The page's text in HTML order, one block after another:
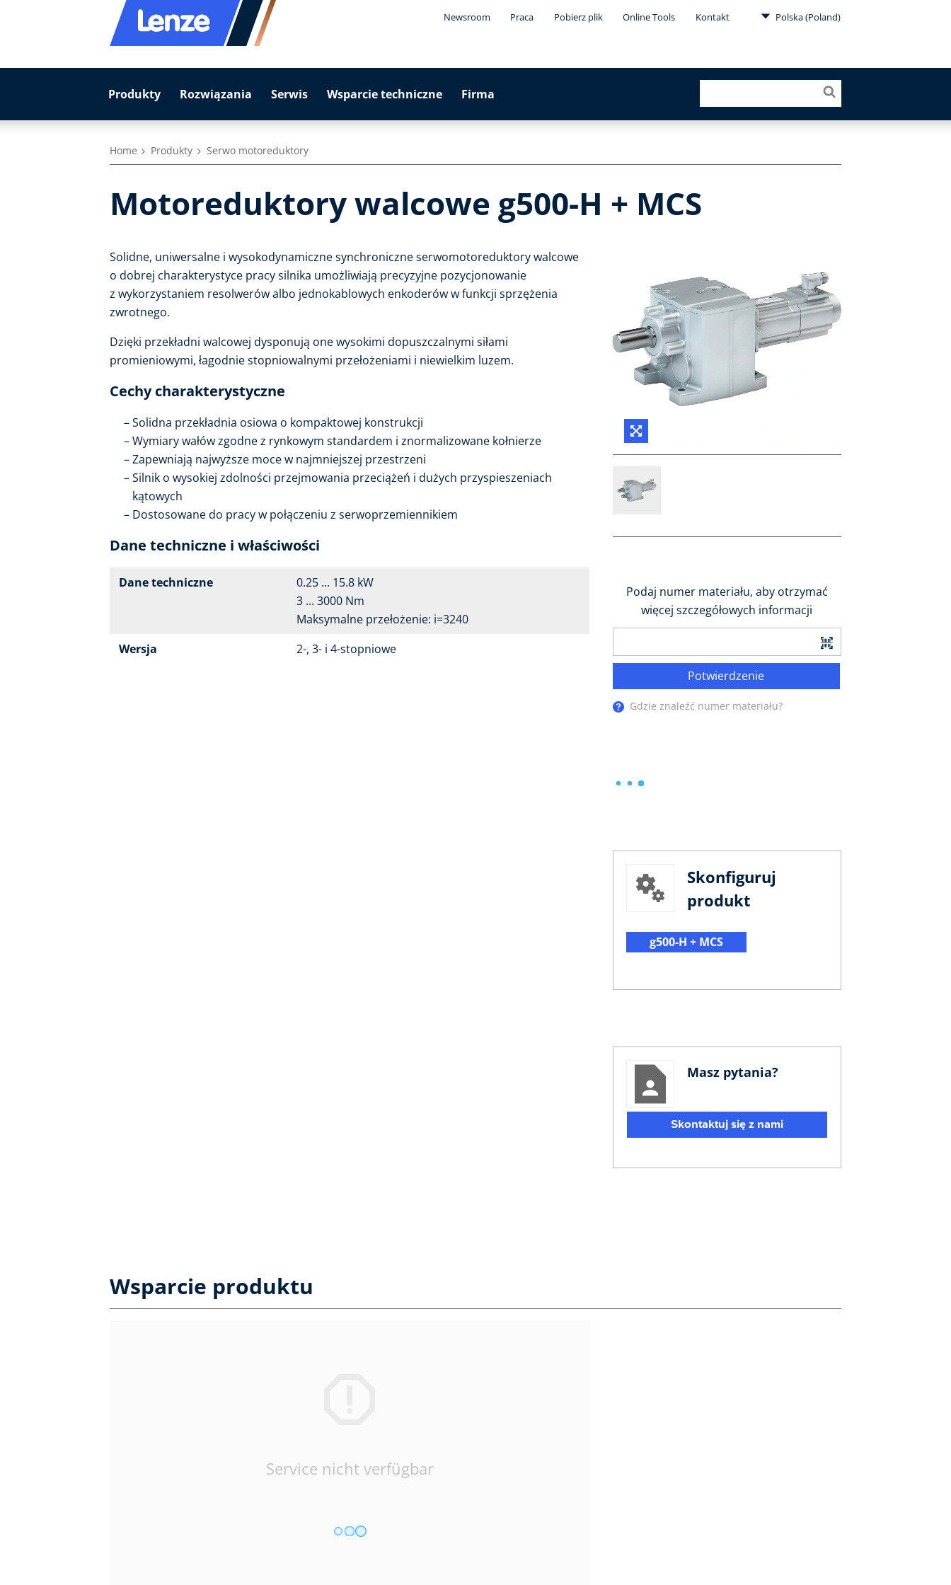
Newsroom Praca Pobierz plik Online Tools Kontakt Polska (Poland)
Produkty Rozwiązania Serwis Wsparcie techniczne Firma
Home Produkty Serwo motoreduktory
Motoreduktory walcowe g500-H + MCS
Solidne, uniwersalne i wysokodynamiczne synchroniczne serwomotoreduktory walcowe
o dobrej charakterystyce pracy silnika umożliwiają precyzyjne pozycjonowanie
z wykorzystaniem resolwerów albo jednokablowych enkoderów w funkcji sprzężenia
zwrotnego.
Dzięki przekładni walcowej dysponują one wysokimi dopuszczalnymi siłami
promieniowymi, łagodnie stopniowalnymi przełożeniami i niewielkim luzem.
Cechy charakterystyczne
Solidna przekładnia osiowa o kompaktowej konstrukcji
Wymiary wałów zgodne z rynkowym standardem i znormalizowane kołnierze
Zapewniają najwyższe moce w najmniejszej przestrzeni
Silnik o wysokiej zdolności przejmowania przeciążeń i dużych przyspieszeniach
kątowych
Dostosowane do pracy w połączeniu z serwoprzemiennikiem
Dane techniczne i właściwości
Dane techniczne
0.25 ... 15.8 kW
3 ... 3000 Nm
Maksymalne przełożenie: i=3240
Wersja
2-, 3- i 4-stopniowe
Podaj numer materiału, aby otrzymać
więcej szczegółowych informacji
Potwierdzenie
Gdzie znaleźć numer materiału?
Skonfiguruj
produkt
g500-H + MCS
Masz pytania?
Skontaktuj się z nami
Wsparcie produktu
Service nicht verfügbar